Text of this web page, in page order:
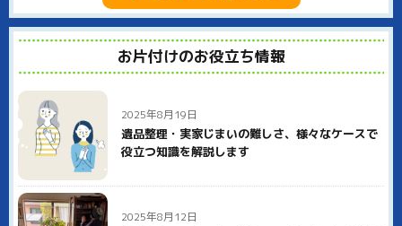
お片付けのお役立ち情報
2025年8月19日
遺品整理・実家じまいの難しさ、様々なケースで
役立つ知識を解説します
2025年8月12日